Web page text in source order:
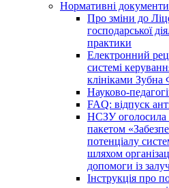
Нормативні документи
Про зміни до
господарської
практики
Електронний
системі
клініками Зубна
Науково-
FAQ: відпуск
НСЗУ оголосила
пакетом
потенціалу
шляхом
допомоги із
Інструкція про